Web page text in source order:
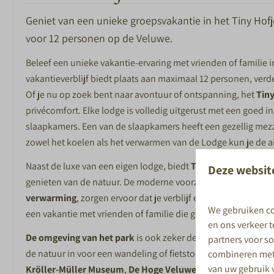
Restaurant Nest
Ontbijtbuffet
Snackbar
Geniet van een unieke groepsvakantie in het Tiny
voor 12 personen op de Veluwe.
Beleef een unieke vakantie-ervaring met vrienden of familie
vakantieverblijf biedt plaats aan maximaal 12 personen,
Of je nu op zoek bent naar avontuur of ontspanning, het
privécomfort. Elke lodge is volledig uitgerust met een goed
slaapkamers. Een van de slaapkamers heeft een gezellig
zowel het koelen als het verwarmen van de Lodge kun je de
Naast de luxe van een eigen lodge, biedtTiny Hofje ook een
genieten van de natuur. De moderne voorzieningen, zoals een
verwarming, zorgen ervoor dat je verblijf extra comfortabel
een vakantie met vrienden of familie die graag samen
De omgeving van het parkis ook zeker de moeite waard.
de natuur in voor een wandeling of fietstocht. In de buurt
Kröller-Müller Museum, De Hoge Veluwe National Parken
Deze
We gebruiken
en ons verkeer
partners voor
combineren
van uw gebruik